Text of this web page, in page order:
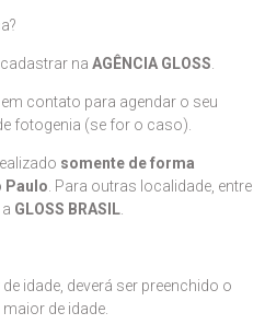
na AGÊNCIA GLOSS
contato para agendar o seu
fotogenia (se for o caso).
somente de forma
Paulo . Para outras localidade, entre
GLOSS BRASIL
idade, deverá ser preenchido o
de idade.